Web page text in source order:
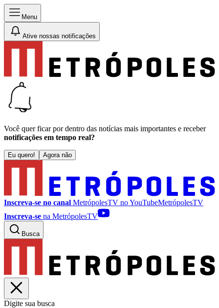
Menu
Ative nossas notificações
Você quer ficar por dentro das notícias mais importantes e receber
notificações em tempo real?
Eu quero! Agora não
Inscreva-se no canal MetrópolesTV noYouTubeMetrópolesTV
Inscreva-se na MetrópolesTV
Busca
Digite sua busca